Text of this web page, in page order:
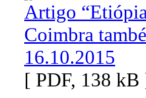
Artigo
Coimbra
16.10.2015
[ PDF, 138 kB